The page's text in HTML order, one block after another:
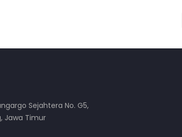
Sejahtera No. G5,
Jawa Timur